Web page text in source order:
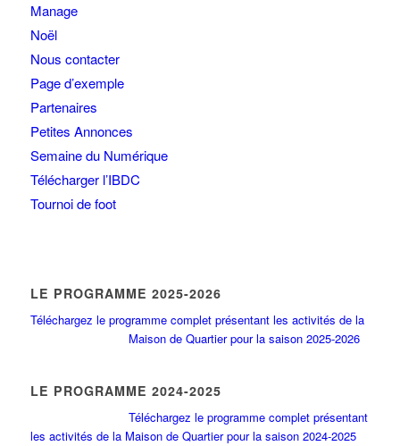
Manage
Noël
Nous contacter
Page d’exemple
Partenaires
Petites Annonces
Semaine du Numérique
Télécharger l’IBDC
Tournoi de foot
LE PROGRAMME 2025-2026
Téléchargez le programme complet présentant les activités de la
Maison de Quartier pour la saison 2025-2026
LE PROGRAMME 2024-2025
Téléchargez le programme complet présentant
les activités de la Maison de Quartier pour la saison 2024-2025